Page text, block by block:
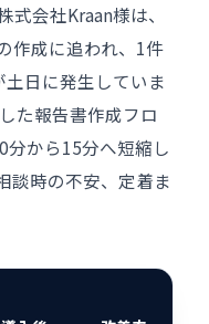
会社Kraan様は、
作成に追われ、1件
日に発生していま
た報告書作成フロ
分から15分へ短縮し
談時の不安、定着ま